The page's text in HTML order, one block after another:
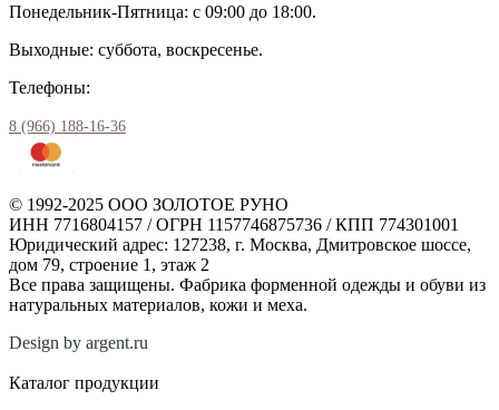
Понедельник-Пятница: с 09:00 до 18:00.
Выходные: суббота, воскресенье.
Телефоны:
8 (966) 188-16-36
© 1992-2025 ООО ЗОЛОТОЕ РУНО
ИНН 7716804157 / ОГРН 1157746875736 / КПП 774301001
Юридический адрес: 127238, г. Москва, Дмитровское шоссе,
дом 79, строение 1, этаж 2
Все права защищены. Фабрика форменной одежды и обуви из
натуральных материалов, кожи и меха.
Design by argent.ru
Каталог продукции